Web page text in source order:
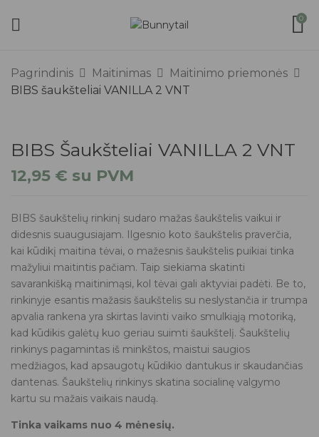
0
Pagrindinis Maitinimas
Maitinimo priemonės
BIBS šaukšteliai VANILLA 2 VNT
BIBS Šaukšteliai VANILLA 2 VNT
12,95 € su PVM
BIBS šaukštelių rinkinį sudaro mažas šaukštelis vaikui ir
didesnis suaugusiajam. Ilgesnio koto šaukštelis praverčia,
kai kūdikį maitina tėvai, o mažesnis šaukštelis puikiai tinka
mažyliui maitintis pačiam. Taip siekiama skatinti
savarankišką maitinimąsi, kol tėvai gali aktyviai padėti. Be to,
rinkinyje esantis mažasis šaukštelis su neslystančia ir trumpa
apvalia rankena yra skirtas lavinti vaiko smulkiąją motoriką,
kad kūdikis galėtų kuo geriau suimti šaukštelį. Šaukštelių
rinkinys pagamintas iš minkštos, maistui saugios
medžiagos, kad apsaugotų kūdikio dantukus ir skaudančias
dantenas. Šaukštelių rinkinys skatina socialinę valgymo
kartu su mažais vaikais naudą.
Tinka vaikams nuo 4 mėnesių.